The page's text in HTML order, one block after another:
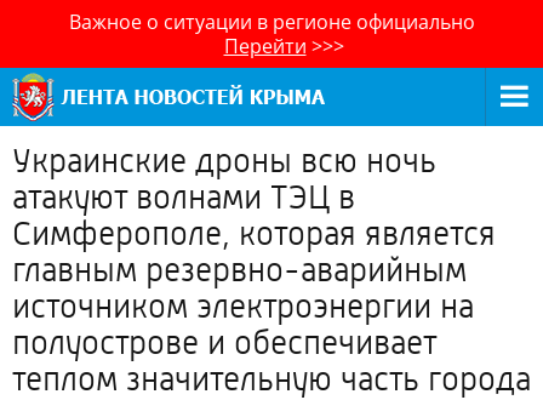
Важное о ситуации в регионе официально
Перейти >>>
Украинские дроны всю ночь
атакуют волнами ТЭЦ в
Симферополе, которая является
главным резервно-аварийным
источником электроэнергии на
полуострове и обеспечивает
теплом значительную часть города